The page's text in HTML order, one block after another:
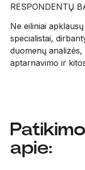
RESPONDENTŲ
Ne eiliniai
specialistai,
duomenų
aptarnavimo ir
apie: